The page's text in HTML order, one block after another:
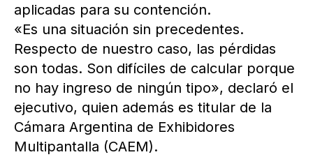
aplicadas para su contención.
«Es una situación sin precedentes.
Respecto de nuestro caso, las pérdidas
son todas. Son difíciles de calcular porque
no hay ingreso de ningún tipo», declaró el
ejecutivo, quien además es titular de la
Cámara Argentina de Exhibidores
Multipantalla (CAEM).